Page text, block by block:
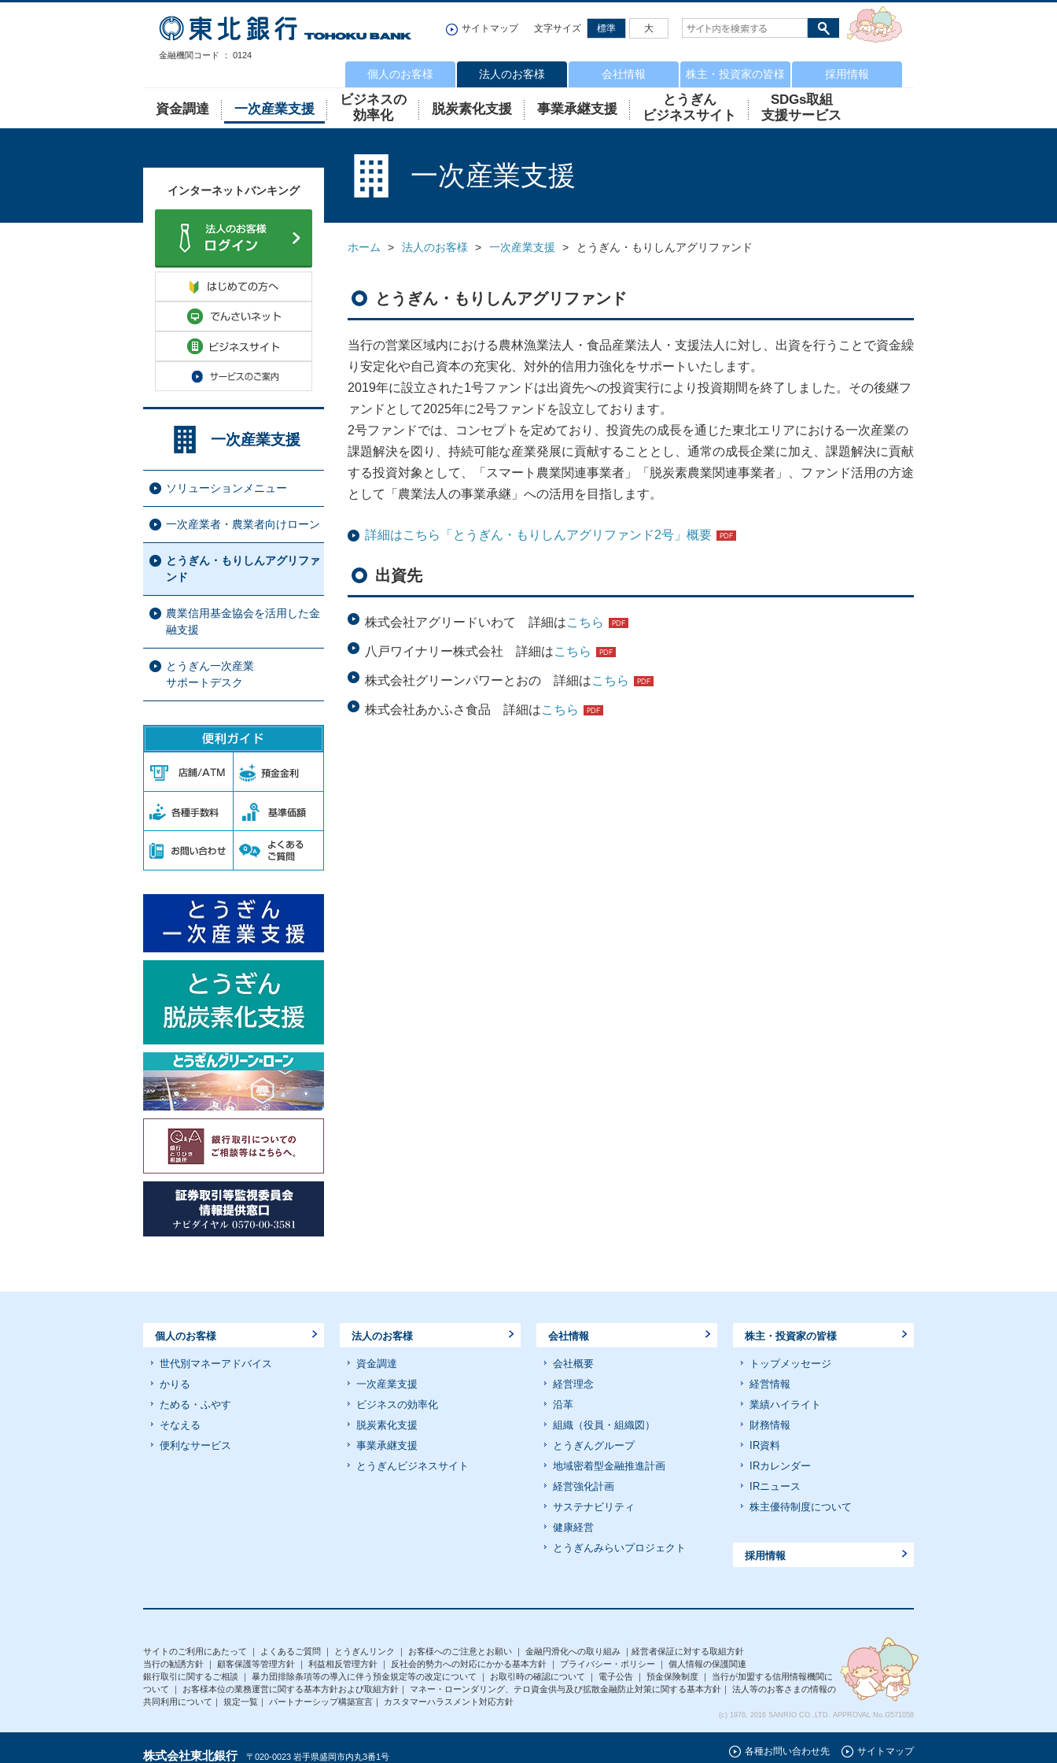
金融機関コード ： 0124
サイトマップ 文字サイズ 標準 大
個人のお客様 法人のお客様
資金調達 一次産業支援
ビジネスの
効率化
脱炭素化支援 事業承継支援
とうぎん
ビジネスサイト
SDGs取組
支援サービス
会社情報 株主・投資家の皆様 採用情報
一次産業支援
ホーム 法人のお客様 一次産業支援 とうぎん・もりしんアグリファンド
とうぎん・もりしんアグリファンド
当行の営業区域内における農林漁業法人・食品産業法人・支援法人に対し、出資を行うことで資金繰
り安定化や自己資本の充実化、対外的信用力強化をサポートいたします。
2019年に設立された1号ファンドは出資先への投資実行により投資期間を終了しました。その後継フ
ァンドとして2025年に2号ファンドを設立しております。
2号ファンドでは、コンセプトを定めており、投資先の成長を通じた東北エリアにおける一次産業の
課題解決を図り、持続可能な産業発展に貢献することとし、通常の成長企業に加え、課題解決に貢献
する投資対象として、「スマート農業関連事業者」「脱炭素農業関連事業者」、ファンド活用の方途
として「農業法人の事業承継」への活用を目指します。
詳細はこちら「とうぎん・もりしんアグリファンド2号」概要
出資先
株式会社アグリードいわて 詳細はこちら
八戸ワイナリー株式会社 詳細はこちら
株式会社グリーンパワーとおの 詳細はこちら
株式会社あかふさ食品 詳細はこちら
インターネットバンキング
一次産業支援
ソリューションメニュー
一次産業者・農業者向けローン
とうぎん・もりしんアグリファ
ンド
農業信用基金協会を活用した金
融支援
とうぎん一次産業
サポートデスク
個人のお客様
世代別マネーアドバイス
かりる
ためる・ふやす
そなえる
便利なサービス
法人のお客様
資金調達
一次産業支援
ビジネスの効率化
脱炭素化支援
事業承継支援
とうぎんビジネスサイト
会社情報
会社概要
経営理念
沿革
組織（役員・組織図）
とうぎんグループ
地域密着型金融推進計画
経営強化計画
サステナビリティ
健康経営
とうぎんみらいプロジェクト
株主・投資家の皆様
トップメッセージ
経営情報
業績ハイライト
財務情報
IR資料
IRカレンダー
IRニュース
株主優待制度について
採用情報
サイトのご利用にあたって ｜ よくあるご質問 ｜ とうぎんリンク ｜ お客様へのご注意とお願い ｜ 金融円滑化への取り組み ｜ 経営者保証に対する取組方針
当行の勧誘方針 ｜ 顧客保護等管理方針 ｜ 利益相反管理方針 ｜ 反社会的勢力への対応にかかる基本方針 ｜ プライバシー・ポリシー ｜ 個人情報の保護関連
銀行取引に関するご相談 ｜ 暴力団排除条項等の導入に伴う預金規定等の改定について ｜ お取引時の確認について ｜ 電子公告 ｜ 預金保険制度 ｜ 当行が加盟する信用情報機関に
ついて ｜ お客様本位の業務運営に関する基本方針および取組方針 ｜ マネー・ローンダリング、テロ資金供与及び拡散金融防止対策に関する基本方針 ｜ 法人等のお客さまの情報の
共同利用について ｜ 規定一覧 ｜ パートナーシップ構築宣言 ｜ カスタマーハラスメント対応方針
(c) 1976, 2016 SANRIO CO.,LTD. APPROVAL No.G571058
株式会社東北銀行〒020-0023 岩手県盛岡市内丸3番1号 各種お問い合わせ先 サイトマップ